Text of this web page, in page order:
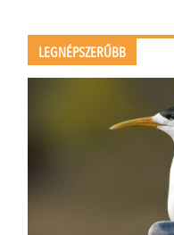
LEGNÉPSZERŰBB